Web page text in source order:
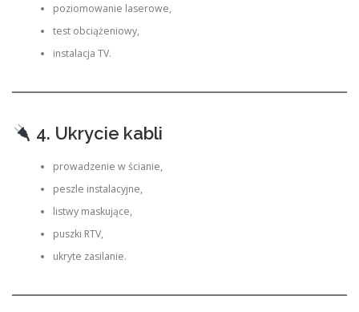
poziomowanie laserowe,
test obciążeniowy,
instalacja TV.
4. Ukrycie kabli
prowadzenie w ścianie,
peszle instalacyjne,
listwy maskujące,
puszki RTV,
ukryte zasilanie.